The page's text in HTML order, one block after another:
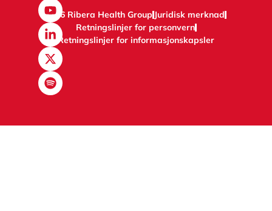
2026 Ribera Health Group Juridisk merknad
Retningslinjer for personvern
Retningslinjer for informasjonskapsler